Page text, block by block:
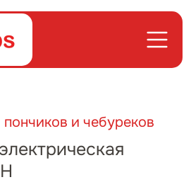
и чебуреков